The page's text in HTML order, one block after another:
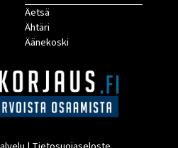
Äetsä
Ähtäri
Äänekoski